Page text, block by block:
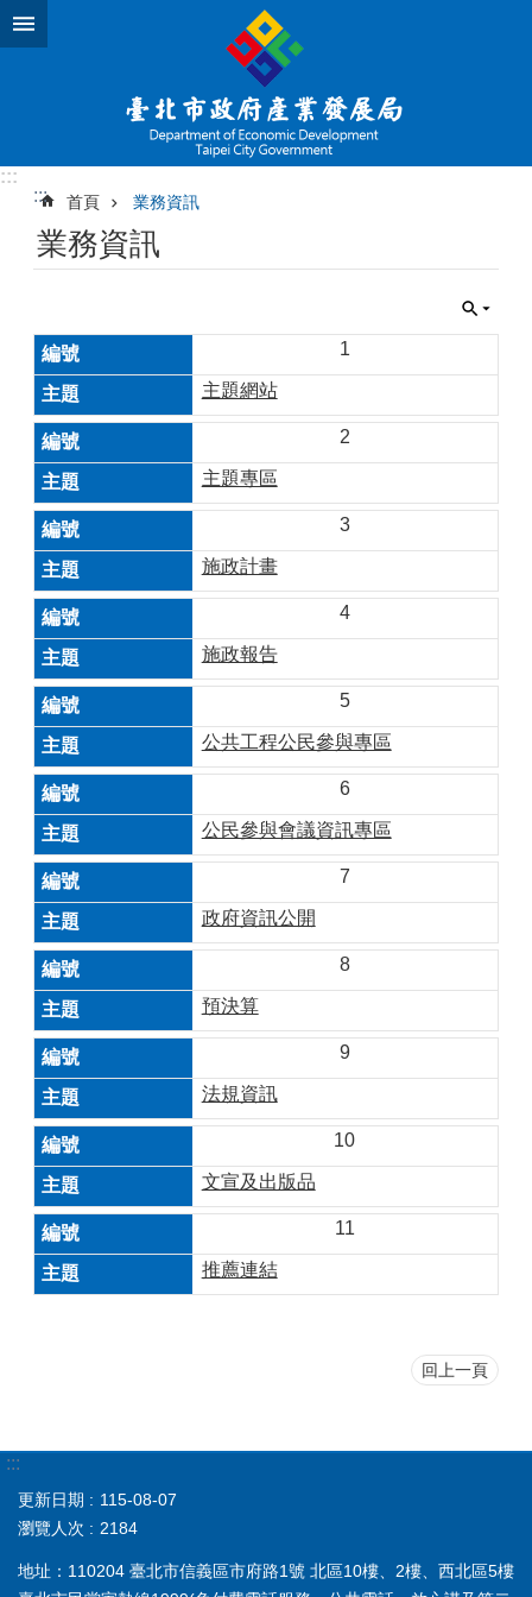
跳到主要內容區塊
:::
:::
首頁 業務資訊
業務資訊
1
主題網站
2
主題專區
3
施政計畫
4
施政報告
5
公共工程公民參與專區
6
公民參與會議資訊專區
7
政府資訊公開
8
預決算
9
法規資訊
10
文宣及出版品
11
推薦連結
回上一頁
:::
更新日期
115-08-07
瀏覽人次
2184
地址：110204 臺北市信義區市府路1號 北區10樓、2樓、西北區5樓